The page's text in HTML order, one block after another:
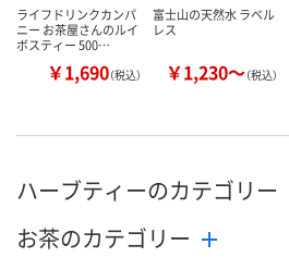
ライフドリンクカンパ
ニー お茶屋さんのルイ
ボスティー 500…
￥1,690（税込）
富士山の天然水 ラベル
レス
￥1,230～（税込）
ハーブティーのカテゴリー
お茶のカテゴリー